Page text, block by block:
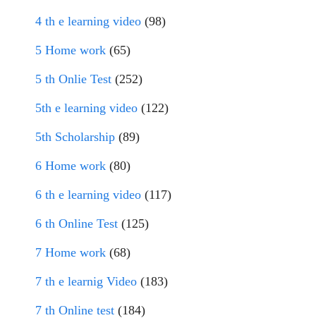
4 th e learning video (98)
5 Home work (65)
5 th Onlie Test (252)
5th e learning video (122)
5th Scholarship (89)
6 Home work (80)
6 th e learning video (117)
6 th Online Test (125)
7 Home work (68)
7 th e learnig Video (183)
7 th Online test (184)